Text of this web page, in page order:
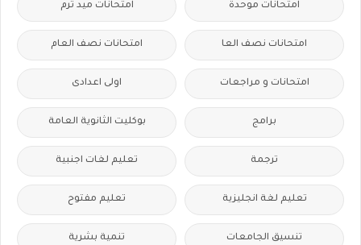
امتحانات موحدة امتحانات ميد ترم
امتحانات نصف العا امتحانات نصف العام
امتحانات و مراجعات اولى اعدادى
برامج بوكليت الثانوية العامة
ترجمة تعليم لغات اجنبية
تعليم لغة انجليزية تعليم مفتوح
تنسيق الجامعات تنمية بشرية